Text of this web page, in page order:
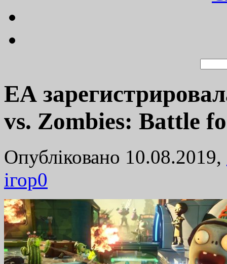
ЕА
vs. Zombies: Battle
Опубліковано 10.08.2019,
ігор0